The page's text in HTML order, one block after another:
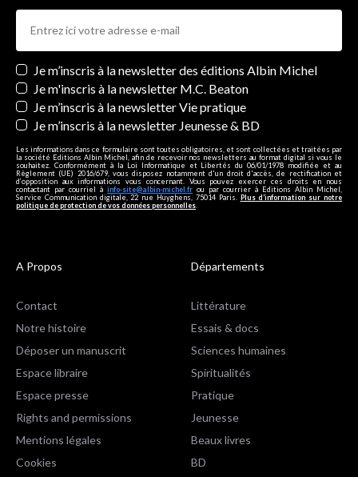
Newsletters
Je m’inscris à la newsletter des éditions Albin Michel
Je m'inscris à la newsletter M.C. Beaton
Je m’inscris à la newsletter Vie pratique
Je m’inscris à la newsletter Jeunesse & BD
Les informations dans ce formulaire sont toutes obligatoires, et sont collectées et traitées par
la société Editions Albin Michel, afin de recevoir nos newsletters au format digital si vous le
souhaitez. Conformément à la Loi Informatique et Libertés du 06/01/1978 modifiée et au
Règlement (UE) 2016/679, vous disposez notamment d'un droit d'accès, de rectification et
d’opposition aux informations vous concernant. Vous pouvez exercer ces droits en nous
contactant par courriel à info-site@albin-michel.fr ou par courrier à Editions Albin Michel,
Service Communication digitale, 22 rue Huyghens, 75014 Paris. Plus d’information sur notre
politique de protection de vos données personnelles
A Propos
Contact
Notre histoire
Déposer un manuscrit
Espace libraire
Espace presse
Rights and permissions
Mentions légales
Cookies
Départements
Littérature
Essais & docs
Sciences humaines
Spiritualités
Pratique
Jeunesse
Beaux livres
BD